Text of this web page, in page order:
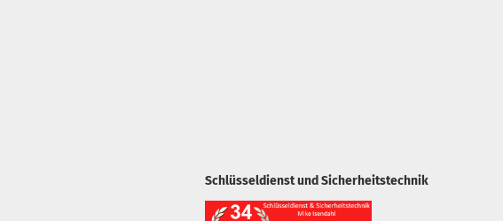
Schlüsseldienst und Sicherheitstechnik